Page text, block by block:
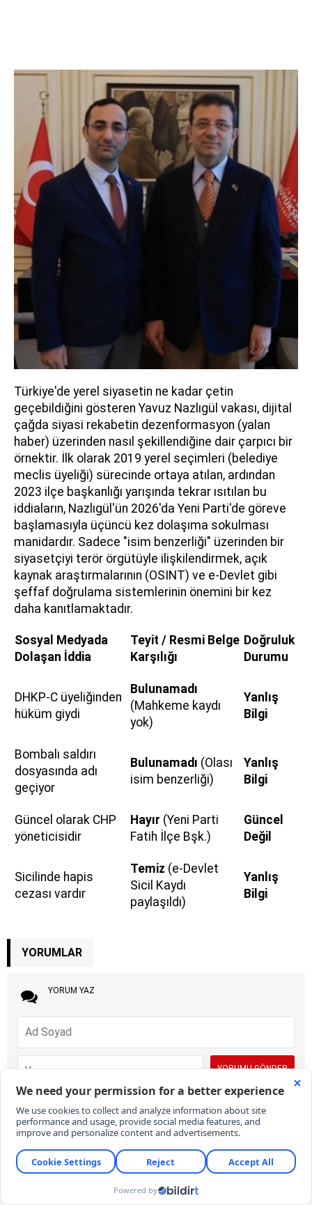
Türkiye'de yerel siyasetin ne kadar çetin
geçebildiğini gösteren Yavuz Nazlıgül vakası, dijital
çağda siyasi rekabetin dezenformasyon (yalan
haber) üzerinden nasıl şekillendiğine dair çarpıcı bir
örnektir. İlk olarak 2019 yerel seçimleri (belediye
meclis üyeliği) sürecinde ortaya atılan, ardından
2023 ilçe başkanlığı yarışında tekrar ısıtılan bu
iddiaların, Nazlıgül'ün 2026'da Yeni Parti'de göreve
başlamasıyla üçüncü kez dolaşıma sokulması
manidardır. Sadece "isim benzerliği" üzerinden bir
siyasetçiyi terör örgütüyle ilişkilendirmek, açık
kaynak araştırmalarının (OSINT) ve e-Devlet gibi
şeffaf doğrulama sistemlerinin önemini bir kez
daha kanıtlamaktadır.
Sosyal Medyada
Dolaşan İddia
Teyit / Resmi Belge
Karşılığı
Doğruluk
Durumu
DHKP-C üyeliğinden
hüküm giydi
Bulunamadı
(Mahkeme kaydı
yok)
Yanlış
Bilgi
Bombalı saldırı
dosyasında adı
geçiyor
Bulunamadı (Olası
isim benzerliği)
Yanlış
Bilgi
Güncel olarak CHP
yöneticisidir
Hayır (Yeni Parti
Fatih İlçe Bşk.)
Güncel
Değil
Sicilinde hapis
cezası vardır
Temiz (e-Devlet
Sicil Kaydı
paylaşıldı)
Yanlış
Bilgi
YORUMLAR
YORUM YAZ